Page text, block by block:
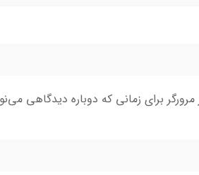
برای زمانی که دوباره دیدگاهی